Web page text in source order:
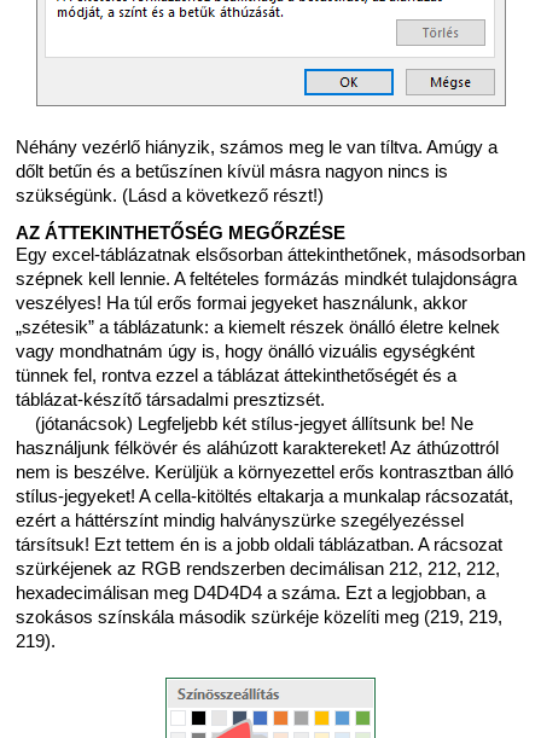
Néhány vezérlő hiányzik, számos meg le van tíltva. Amúgy a
dőlt betűn és a betűszínen kívül másra nagyon nincs is
szükségünk. (Lásd a következő részt!)
AZ ÁTTEKINTHETŐSÉG MEGŐRZÉSE
Egy excel-táblázatnak elsősorban áttekinthetőnek, másodsorban
szépnek kell lennie. A feltételes formázás mindkét tulajdonságra
veszélyes! Ha túl erős formai jegyeket használunk, akkor
„szétesik” a táblázatunk: a kiemelt részek önálló életre kelnek
vagy mondhatnám úgy is, hogy önálló vizuális egységként
tünnek fel, rontva ezzel a táblázat áttekinthetőségét és a
táblázat-készítő társadalmi presztizsét.
(jótanácsok) Legfeljebb két stílus-jegyet állítsunk be! Ne
használjunk félkövér és aláhúzott karaktereket! Az áthúzottról
nem is beszélve. Kerüljük a környezettel erős kontrasztban álló
stílus-jegyeket! A cella-kitöltés eltakarja a munkalap rácsozatát,
ezért a háttérszínt mindig halványszürke szegélyezéssel
társítsuk! Ezt tettem én is a jobb oldali táblázatban. A rácsozat
szürkéjenek az RGB rendszerben decimálisan 212, 212, 212,
hexadecimálisan meg D4D4D4 a száma. Ezt a legjobban, a
szokásos színskála második szürkéje közelíti meg (219, 219,
219).